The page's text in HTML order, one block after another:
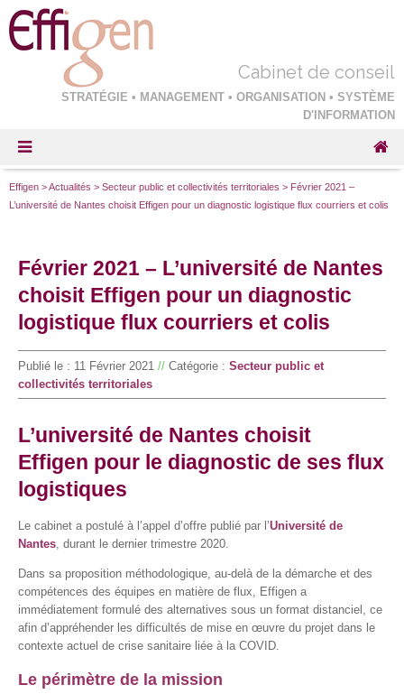
Cabinet de conseil
STRATÉGIE • MANAGEMENT • ORGANISATION • SYSTÈME
D'INFORMATION
Effigen >Actualités > Secteur public et collectivités territoriales > Février 2021 –
L’université de Nantes choisit Effigen pour un diagnostic logistique flux courriers et colis
Février 2021 – L’université de Nantes
choisit Effigen pour un diagnostic
logistique flux courriers et colis
Publié le : 11 Février 2021 // Catégorie : Secteur public et
collectivités territoriales
L’université de Nantes choisit
Effigen pour le diagnostic de ses flux
logistiques
Le cabinet a postulé à l’appel d’offre publié par l’Université de
Nantes , durant le dernier trimestre 2020.
Dans sa proposition méthodologique, au-delà de la démarche et des
compétences des équipes en matière de flux, Effigen a
immédiatement formulé des alternatives sous un format distanciel, ce
afin d’appréhender les difficultés de mise en œuvre du projet dans le
contexte actuel de crise sanitaire liée à la COVID.
Le périmètre de la mission